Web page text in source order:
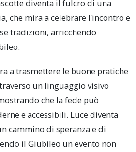
diventa il fulcro di una
che mira a celebrare l’incontro e
tradizioni, arricchendo
a trasmettere le buone pratiche
un linguaggio visivo
che la fede può
e accessibili. Luce diventa
cammino di speranza e di
il Giubileo un evento non